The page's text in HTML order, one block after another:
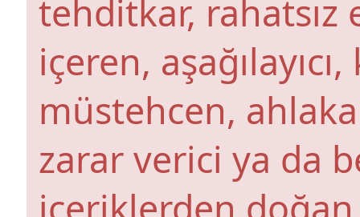
tehditkar,
içeren,
müstehcen,
zarar verici ya da